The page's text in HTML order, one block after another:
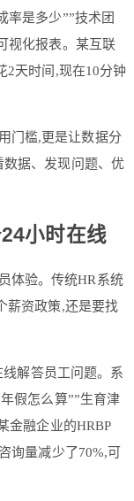
率是多少””技术团
视化报表。某互联
2天时间,现在10分钟
门槛,更是让数据分
据、发现问题、优
小时在线
体验。传统HR系统
薪资政策,还是要找
解答员工问题。系
假怎么算””生育津
金融企业的HRBP
询量减少了70%,可